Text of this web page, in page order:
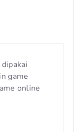
game
online